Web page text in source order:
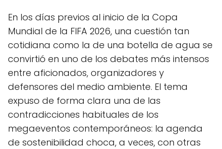
En los días previos al inicio de la Copa
Mundial de la FIFA 2026, una cuestión tan
cotidiana como la de una botella de agua se
convirtió en uno de los debates más intensos
entre aficionados, organizadores y
defensores del medio ambiente. El tema
expuso de forma clara una de las
contradicciones habituales de los
megaeventos contemporáneos: la agenda
de sostenibilidad choca, a veces, con otras